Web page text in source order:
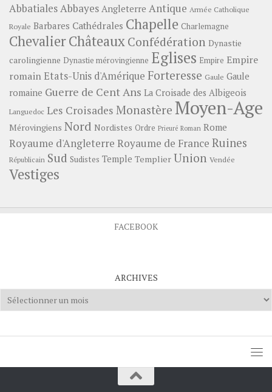
Abbatiales Abbayes Angleterre Antique Armée Catholique
Royale Barbares Cathédrales Chapelle Charlemagne
ChevalierChâteauxConfédération Dynastie
carolingienne Dynastie mérovingienne Eglises Empire Empire
romainEtats-Unis d'Amérique Forteresse Gaule Gaule
romaine Guerre de Cent Ans La Croisade des Albigeois
Languedoc Les Croisades Monastère Moyen-Age
Mérovingiens Nord Nordistes Ordre Prieuré Roman Rome
Royaume d'Angleterre Royaume de France Ruines
Républicain Sud Sudistes Temple Templier Union Vendée
Vestiges
FACEBOOK
ARCHIVES
Archives